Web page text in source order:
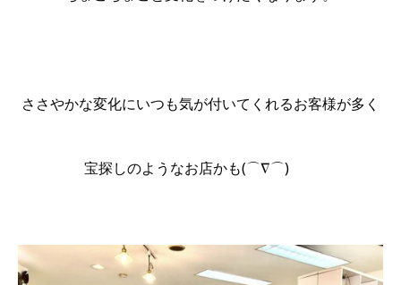
ささやかな変化にいつも気が付いてくれるお客様が多く
宝探しのようなお店かも(⌒∇⌒)